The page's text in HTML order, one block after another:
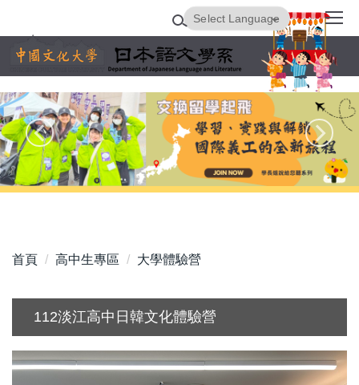
主
內
容
區
Translate
首頁 高中生專區 大學體驗營
112淡江高中日韓文化體驗營